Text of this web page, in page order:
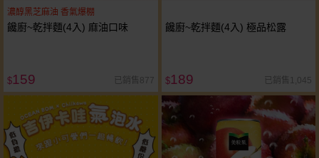
濃醇黑芝麻油 香氣爆棚
饞廚~乾拌麵(4入) 麻油口味
$159 已銷售877
饞廚~乾拌麵(4入) 極品松露
$189 已銷售1,045